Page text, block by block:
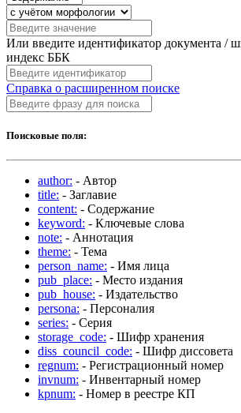
Или введите идентификатор документа /
индекс ББК
Справка о расширенном поиске
Поисковые поля:
author: - Автор
title: - Заглавие
content: - Содержание
keyword: - Ключевые слова
note: - Аннотация
theme: - Тема
person_name: - Имя лица
pub_place: - Место издания
pub_house: - Издательство
persona: - Персоналия
series: - Серия
storage_code: - Шифр хранения
diss_council_code: - Шифр диссовета
regnum: - Регистрационный номер
invnum: - Инвентарный номер
kpnum: - Номер в реестре КП